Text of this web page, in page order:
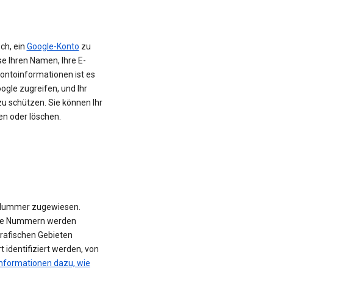
ein Google-Konto zu
Ihren Namen, Ihre E-
ist es
zugreifen, und Ihr
schützen. Sie können Ihr
oder löschen.
zugewiesen.
Nummern werden
Gebieten
identifiziert werden, von
dazu, wie